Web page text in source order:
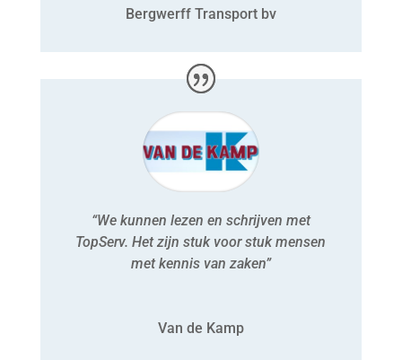
Bergwerff Transport bv
“We kunnen lezen en schrijven met
TopServ. Het zijn stuk voor stuk mensen
met kennis van zaken”
Van de Kamp